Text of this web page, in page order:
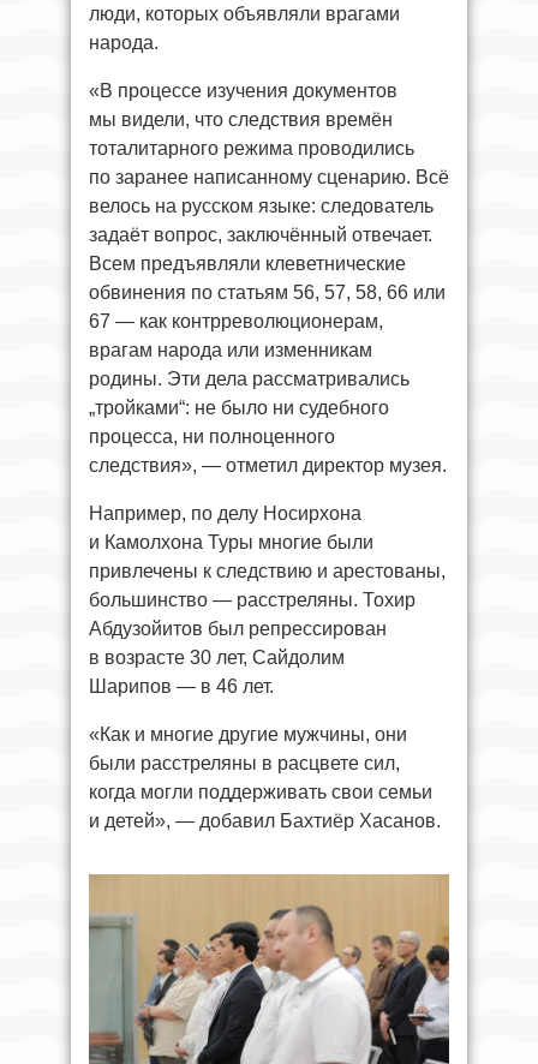
люди, которых объявляли врагами
народа.
«В процессе изучения документов
мы видели, что следствия времён
тоталитарного режима проводились
по заранее написанному сценарию. Всё
велось на русском языке: следователь
задаёт вопрос, заключённый отвечает.
Всем предъявляли клеветнические
обвинения по статьям 56, 57, 58, 66 или
67 — как контрреволюционерам,
врагам народа или изменникам
родины. Эти дела рассматривались
„тройками“: не было ни судебного
процесса, ни полноценного
следствия», — отметил директор музея.
Например, по делу Носирхона
и Камолхона Туры многие были
привлечены к следствию и арестованы,
большинство — расстреляны. Тохир
Абдузойитов был репрессирован
в возрасте 30 лет, Сайдолим
Шарипов — в 46 лет.
«Как и многие другие мужчины, они
были расстреляны в расцвете сил,
когда могли поддерживать свои семьи
и детей», — добавил Бахтиёр Хасанов.